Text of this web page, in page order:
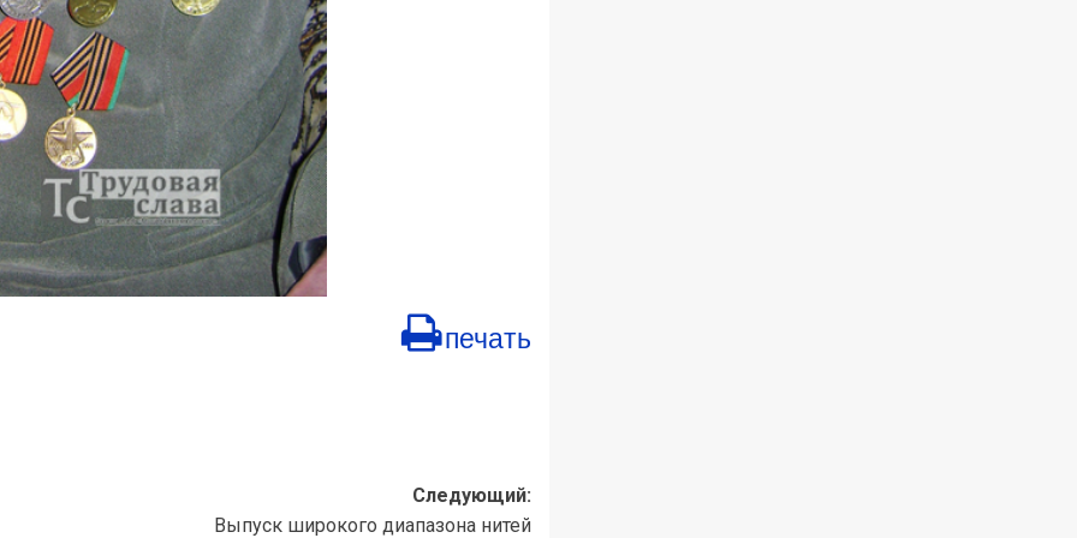
печать
Следующий:
Выпуск широкого диапазона нитей